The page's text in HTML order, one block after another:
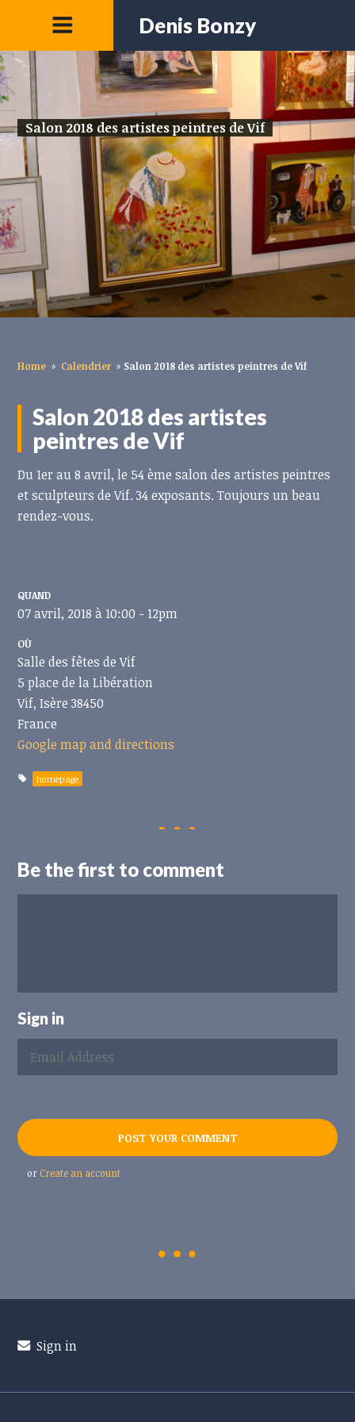
Denis Bonzy
Salon 2018 des artistes peintres de Vif
Home » Calendrier » Salon 2018 des artistes peintres de Vif
Salon 2018 des artistes
peintres de Vif
Du 1er au 8 avril, le 54 ème salon des artistes peintres
et sculpteurs de Vif. 34 exposants. Toujours un beau
rendez-vous.
QUAND
07 avril, 2018 à 10:00 - 12pm
OÙ
Salle des fêtes de Vif
5 place de la Libération
Vif, Isère 38450
France
Google map and directions
homepage
Be the first to comment
Sign in
or Create an account
Sign in